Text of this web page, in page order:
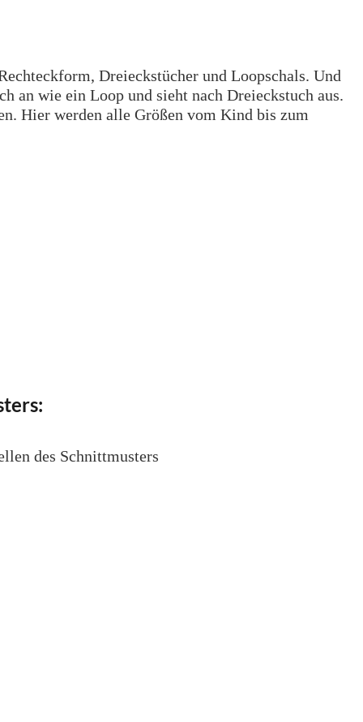
Dreieckstücher und Loopschals. Und
an wie ein Loop und sieht nach Dreieckstuch aus.
Hier werden alle Größen vom Kind bis zum
des Schnittmusters